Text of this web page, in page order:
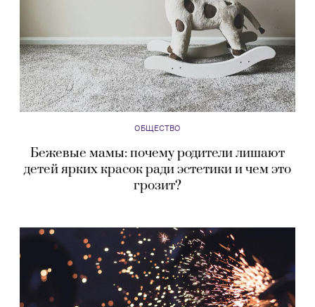
ОБЩЕСТВО
Бежевые мамы: почему родители лишают
детей ярких красок ради эстетики и чем это
грозит?